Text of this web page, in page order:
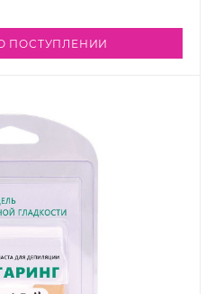
ПОСТУПЛЕНИИ